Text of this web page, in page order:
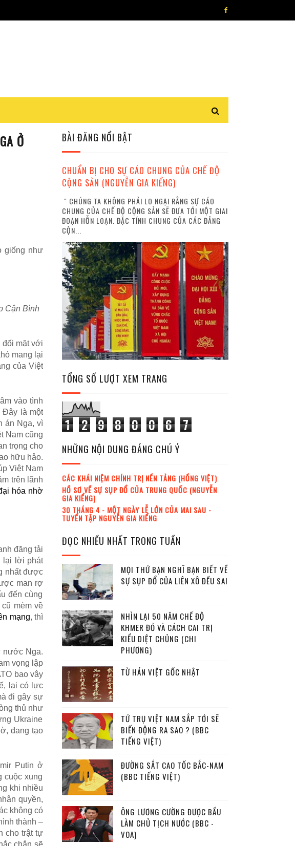
Ở
giống như
Cận Bình
đối mặt với
ómang lại
ng của Việt
âm vào tình
Đây là một
án Nga, vì
t Nam cũng
trọng cho
hữu hảo.
p Việt Nam
m trên lãnh
ại hóa nhờ
đăng tải
lại l ời phát
nhấtđược
c man rợ
uđến cùng
cũ mèm về
n mạng, thì
nước Nga.
vọng lập
bao vây
, l ại có ực
à đi gây sự
ng thủ như
ng Ukraine
ờ,đang tạo
Putinở
cuộc xung
khi nhiều
ân quyền,
c không có
ình thành–
cho trật tự
ắc chắn sẽ
BÀI ĐĂNG NỔI BẬT
CHUẨN BỊ CHO SỰ CÁO CHUNG CỦA CHẾ ĐỘ
CỘNG SẢN (NGUYỄN GIA KIỂNG)
" CHÚNG TA KHÔNG PHẢI LO NGẠI RẰNG SỰ CÁO
CHUNG CỦA CHẾ ĐỘ CỘNG SẢN SẼ ĐƯA TỚI MỘT GIAI
ĐOẠN HỖN LOẠN. ĐẶC TÍNH CHUNG CỦA CÁC ĐẢNG
CỘN...
TỔNG SỐ LƯỢT XEM TRANG
1 2 9 8 0 0 6 7
NHỮNG NỘI DUNG ĐÁNG CHÚ Ý
CÁC KHÁI NIỆM CHÍNH TRỊ NỀN TẢNG (HỒNG VIỆT)
HỒ SƠ VỀ SỰ SỤP ĐỔ CỦA TRUNG QUỐC (NGUYỄN
GIA KIỂNG)
30 THÁNG 4 - MỘT NGÀY LỄ LỚN CỦA MAI SAU -
TUYỂN TẬP NGUYỄN GIA KIỂNG
ĐỌC NHIỀU NHẤT TRONG TUẦN
MỌI THỨ BẠN NGHĨ BẠN BIẾT VỀ
SỰ SỤP ĐỔ CỦA LIÊN XÔ ĐỀU SAI
NHÌN LẠI 50 NĂM CHẾ ĐỘ
KHMER ĐỎ VÀ CÁCH CAI TRỊ
KIỂU DIỆT CHỦNG (CHI
PHƯƠNG)
TỪ HÁN VIỆT GỐC NHẬT
TỨ TRỤ VIỆT NAM SẮP TỚI SẼ
BIẾN ĐỘNG RA SAO ? (BBC
TIẾNG VIỆT)
ĐƯỜNG SẮT CAO TỐC BẮC-NAM
(BBC TIẾNG VIỆT)
ÔNG LƯƠNG CƯỜNG ĐƯỢC BẦU
LÀM CHỦ TỊCH NƯỚC (BBC -
VOA)